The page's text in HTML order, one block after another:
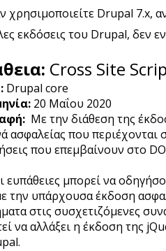
χρησιμοποιείτε Drupal 7.x,
εκδόσεις του Drupal, δεν
Cross Site
Drupal core
20 Μαΐου 2020
Με την διάθεση της
ασφαλείας που περιέχονται
που επεμβαίνουν στο
ευπάθειες μπορεί να
την υπάρχουσα έκδοση
στις συσχετιζόμενες
να αλλάξει η έκδοση της